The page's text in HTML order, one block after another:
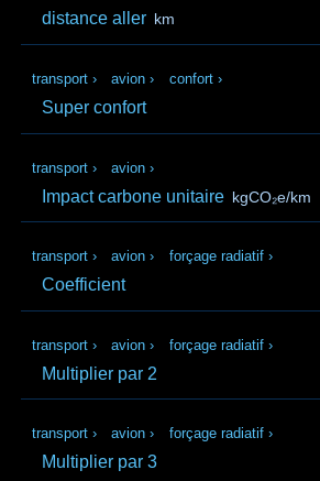
distance aller km
transport › avion › confort ›
Super confort
transport › avion ›
Impact carbone unitaire kgCO₂e/km
transport › avion › forçage radiatif ›
Coefficient
transport › avion › forçage radiatif ›
Multiplier par 2
transport › avion › forçage radiatif ›
Multiplier par 3